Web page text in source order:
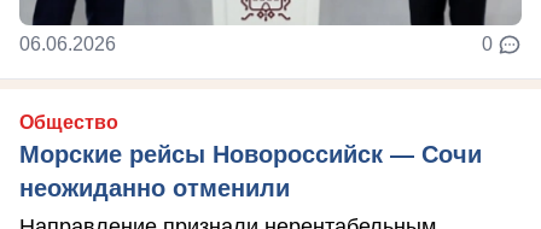
06.06.2026 0
Общество
Морские рейсы Новороссийск — Сочи
неожиданно отменили